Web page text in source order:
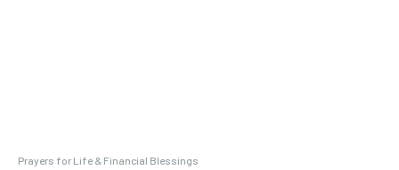
Prayers for Life & Financial Blessings